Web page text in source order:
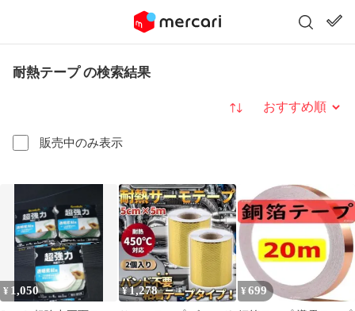
耐熱テープ の検索結果
販売中のみ表示
並び替え
¥ 1,050 ¥1,278 ¥ 699